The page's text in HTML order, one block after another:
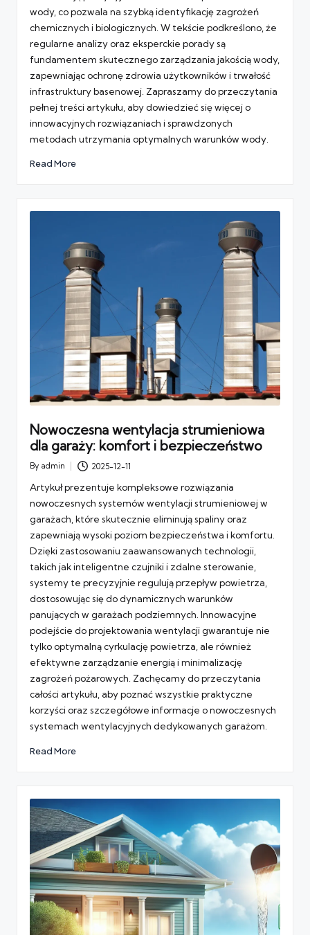
wody, co pozwala na szybką identyfikację zagrożeń
chemicznych i biologicznych. W tekście podkreślono, że
regularne analizy oraz eksperckie porady są
fundamentem skutecznego zarządzania jakością wody,
zapewniając ochronę zdrowia użytkowników i trwałość
infrastruktury basenowej. Zapraszamy do przeczytania
pełnej treści artykułu, aby dowiedzieć się więcej o
innowacyjnych rozwiązaniach i sprawdzonych
metodach utrzymania optymalnych warunków wody.
Read More
Nowoczesna wentylacja strumieniowa
dla garaży: komfort i bezpieczeństwo
Posted
By admin 2025-12-11
Artykuł prezentuje kompleksowe rozwiązania
nowoczesnych systemów wentylacji strumieniowej w
garażach, które skutecznie eliminują spaliny oraz
zapewniają wysoki poziom bezpieczeństwa i komfortu.
Dzięki zastosowaniu zaawansowanych technologii,
takich jak inteligentne czujniki i zdalne sterowanie,
systemy te precyzyjnie regulują przepływ powietrza,
dostosowując się do dynamicznych warunków
panujących w garażach podziemnych. Innowacyjne
podejście do projektowania wentylacji gwarantuje nie
tylko optymalną cyrkulację powietrza, ale również
efektywne zarządzanie energią i minimalizację
zagrożeń pożarowych. Zachęcamy do przeczytania
całości artykułu, aby poznać wszystkie praktyczne
korzyści oraz szczegółowe informacje o nowoczesnych
systemach wentylacyjnych dedykowanych garażom.
Read More